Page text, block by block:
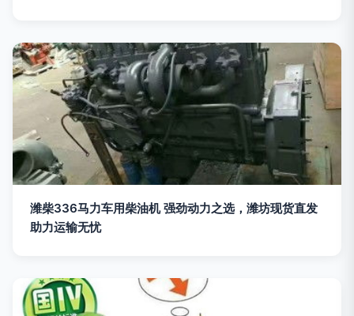
潍柴336马力车用柴油机 强劲动力之选，潍坊现货直发
助力运输无忧